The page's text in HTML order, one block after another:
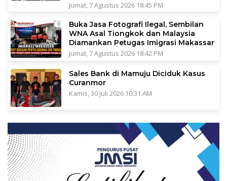
Jumat, 7 Agustus 2026 18:45 PM
Buka Jasa Fotografi Ilegal, Sembilan
WNA Asal Tiongkok dan Malaysia
Diamankan Petugas Imigrasi Makassar
Jumat, 7 Agustus 2026 18:42 PM
Sales Bank di Mamuju Diciduk Kasus
Curanmor
Kamis, 30 Juli 2026 10:31 AM